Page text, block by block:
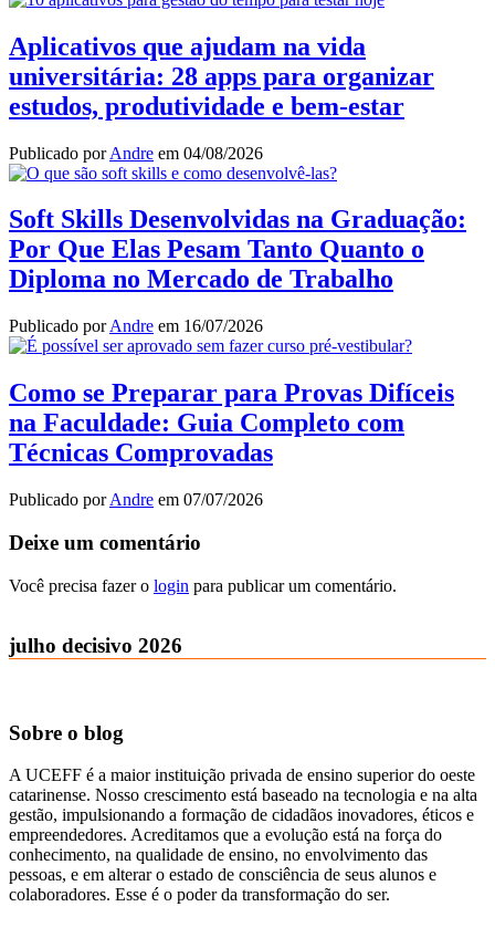
Aplicativos que ajudam na vida
universitária: 28 apps para organizar
estudos, produtividade e bem-estar
Publicado porAndre em 04/08/2026
Soft Skills Desenvolvidas na Graduação:
Por Que Elas Pesam Tanto Quanto o
Diploma no Mercado de Trabalho
Publicado porAndre em 16/07/2026
Como se Preparar para Provas Difíceis
na Faculdade: Guia Completo com
Técnicas Comprovadas
Publicado porAndre em 07/07/2026
Deixe um comentário
Você precisa fazer o login para publicar um comentário.
julho decisivo 2026
Sobre o blog
A UCEFF é a maior instituição privada de ensino superior do oeste
catarinense. Nosso crescimento está baseado na tecnologia e na alta
gestão, impulsionando a formação de cidadãos inovadores, éticos e
empreendedores. Acreditamos que a evolução está na força do
conhecimento, na qualidade de ensino, no envolvimento das
pessoas, e em alterar o estado de consciência de seus alunos e
colaboradores. Esse é o poder da transformação do ser.